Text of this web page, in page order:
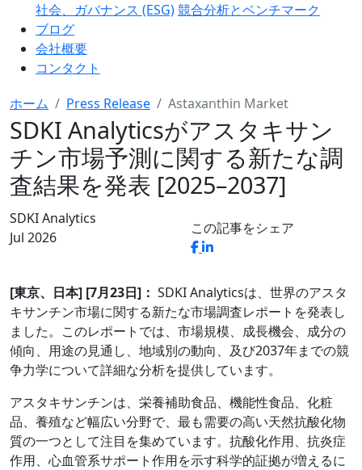
社会、ガバナンス (ESG)競合分析とベンチマーク
ブログ
会社概要
コンタクト
ホーム Press Release Astaxanthin Market
SDKI Analyticsがアスタキサン
チン市場予測に関する新たな調
査結果を発表 [2025–2037]
SDKI Analytics
Jul 2026
この記事をシェア
[東京、日本] [7月23日]： SDKI Analyticsは、世界のアスタ
キサンチン市場に関する新たな市場調査レポートを発表し
ました。このレポートでは、市場規模、成長機会、成分の
傾向、用途の見通し、地域別の動向、及び2037年までの競
争力学について詳細な分析を提供しています。
アスタキサンチンは、栄養補助食品、機能性食品、化粧
品、養殖など幅広い分野で、最も需要の高い天然抗酸化物
質の一つとして注目を集めています。抗酸化作用、抗炎症
作用、心血管系サポート作用を示す科学的証拠が増えるに